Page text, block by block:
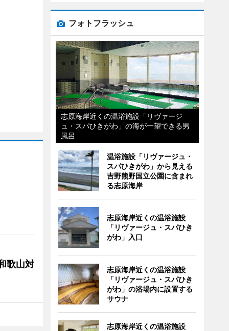
歌山対
フォトフラッシュ
志原海岸近くの温浴施設「リヴァージ
ュ・スパひきがわ」の海が一望できる男
風呂
温浴施設「リヴァージュ・
スパひきがわ」から見える
吉野熊野国立公園に含まれ
る志原海岸
志原海岸近くの温浴施設
「リヴァージュ・スパひき
がわ」入口
志原海岸近くの温浴施設
「リヴァージュ・スパひき
がわ」の浴場内に設置する
サウナ
志原海岸近くの温浴施設